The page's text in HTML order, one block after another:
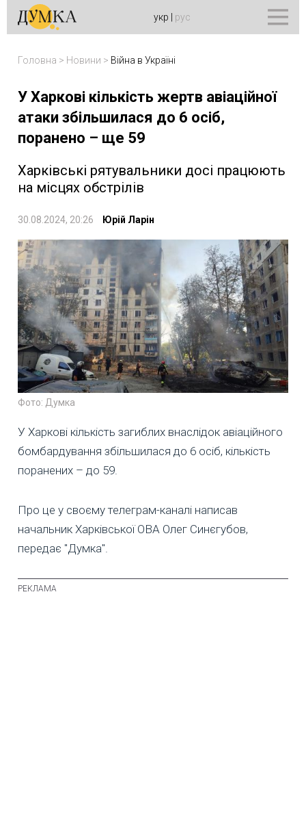
укр рус
Головна > Новини > Війна в Україні
У Харкові кількість жертв авіаційної
атаки збільшилася до 6 осіб,
поранено – ще 59
Харківські рятувальники досі працюють
на місцях обстрілів
30.08.2024, 20:26 Юрій Ларін
Фото: Думка
У Харкові кількість загиблих внаслідок авіаційного
бомбардування збільшилася до 6 осіб, кількість
поранених – до 59.
Про це у своєму телеграм-каналі написав
начальник Харківської ОВА Олег Синєгубов,
передає "Думка".